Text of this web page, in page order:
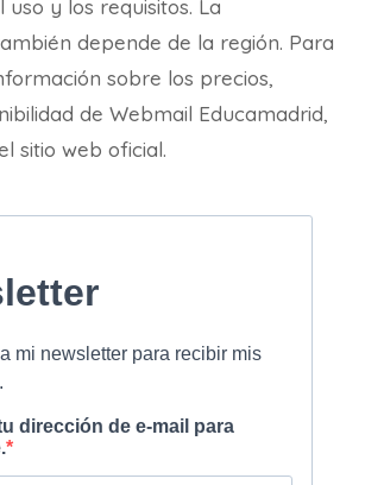
uso y los requisitos. La
depende de la región. Para
sobre los precios,
de Webmail Educamadrid,
sitio web oficial.